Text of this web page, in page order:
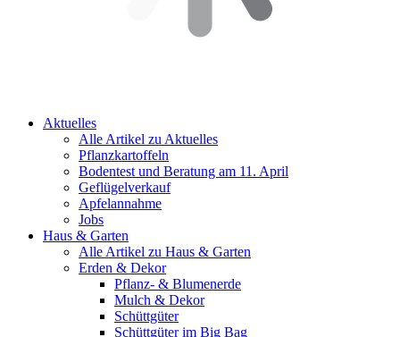
Aktuelles
Alle Artikel zu Aktuelles
Pflanzkartoffeln
Bodentest und Beratung am 11. April
Geflügelverkauf
Apfelannahme
Jobs
Haus & Garten
Alle Artikel zu Haus & Garten
Erden & Dekor
Pflanz- & Blumenerde
Mulch & Dekor
Schüttgüter
Schüttgüter im Big Bag